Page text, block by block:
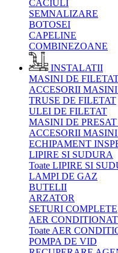
CACIULI
SEMNALIZARE
BOTOSEI
CAPELINE
COMBINEZOANE
INSTALATII
MASINI DE
ACCESORII
TRUSE DE FILETAT
ULEI DE FILETAT
MASINI DE
ACCESORII
ECHIPAMENT
LIPIRE SI SUDURA
Toate LIPIRE SI
LAMPI DE GAZ
BUTELII
ARZATOR
SETURI COMPLETE
AER CONDITIONAT
Toate AER
POMPA DE VID